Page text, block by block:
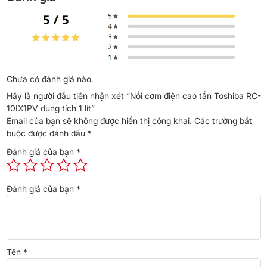
được ra mắt vào năm 2020. là một bước tiến so với các dòng áp
suất điện tử trước đây của Toshiba.
Công nghệ cao tần
viết tắt từInduction Heating– công nghệ
đốt nóng trong), hay còn gọi là nồi cơm điện từ.
không tiếp xúc, tức là làm nóng trực tiếp nồi cơm chứ không
qua mâm nhiệt (tương tự như cơ chế hoạt động của bếp từ) giúp
nấu cơm ngon và bảo toàn dưỡng chất trong gạo.
Chưa có đánh giá nào.
Hãy là người đầu tiên nhận xét “Nồi cơm điện cao tần Toshiba RC-
10IX1PV dung tích 1 lít”
Email của bạn sẽ không được hiển thị công khai. Các trường bắt
buộc được đánh dấu *
Đánh giá của bạn *
Đánh giá của bạn *
Tên *